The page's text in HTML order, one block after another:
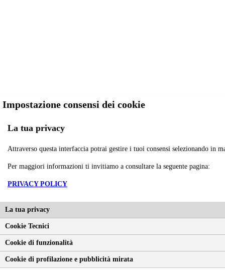
Impostazione consensi dei cookie
La tua privacy
Cookie Tecnici
Cookie di funzionalità
Cookie di profilazione e pubblicità mirata
La tua privacy
Attraverso questa interfaccia potrai gestire i tuoi consensi selezionando in
Per maggiori informazioni ti invitiamo a consultare la seguente pagina:
PRIVACY POLICY
consenso, cookie di profilazione e per pubblicità mirata. Accettando tutti i
come Google, per maggiori informazioni su come Google utilizza i dati